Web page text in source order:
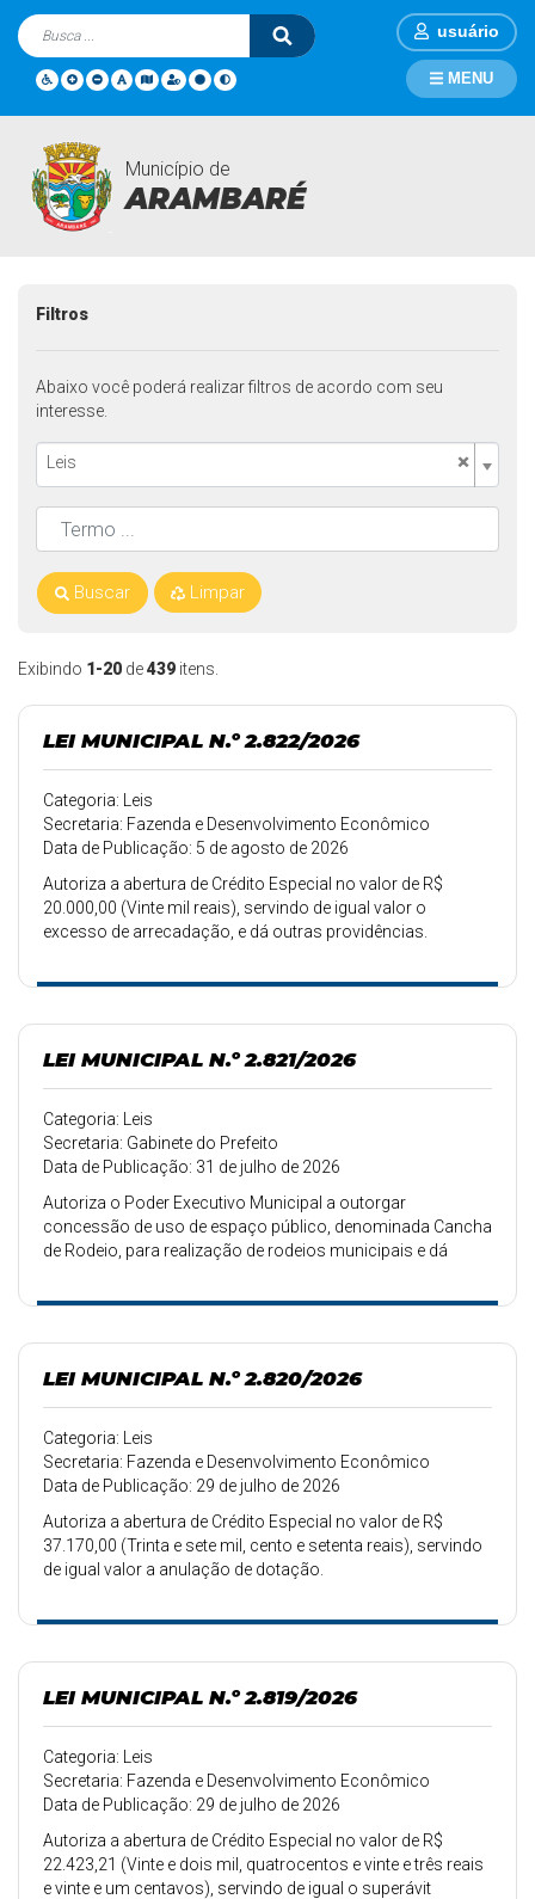
usuário
Município de
ARAMBARÉ
MENU
Legislações
Exibindo 1-20 de439 itens.
LEI MUNICIPAL N.º 2.822/2026
Categoria: Leis
Secretaria: Fazenda e Desenvolvimento Econômico
Data de Publicação: 5 de agosto de 2026
Autoriza a abertura de Crédito Especial no valor de R$
20.000,00 (Vinte mil reais), servindo de igual valor o
excesso de arrecadação, e dá outras providências.
LEI MUNICIPAL N.º 2.821/2026
Categoria: Leis
Secretaria: Gabinete do Prefeito
Data de Publicação: 31 de julho de 2026
Autoriza o Poder Executivo Municipal a outorgar
concessão de uso de espaço público, denominada Cancha
de Rodeio, para realização de rodeios municipais e dá
LEI MUNICIPAL N.º 2.820/2026
Categoria: Leis
Secretaria: Fazenda e Desenvolvimento Econômico
Data de Publicação: 29 de julho de 2026
Autoriza a abertura de Crédito Especial no valor de R$
37.170,00 (Trinta e sete mil, cento e setenta reais), servindo
de igual valor a anulação de dotação.
LEI MUNICIPAL N.º 2.819/2026
Categoria: Leis
Secretaria: Fazenda e Desenvolvimento Econômico
Data de Publicação: 29 de julho de 2026
Autoriza a abertura de Crédito Especial no valor de R$
22.423,21 (Vinte e dois mil, quatrocentos e vinte e três reais
e vinte e um centavos), servindo de igual o superávit
Filtros
Abaixo você poderá realizar filtros de acordo com seu
interesse.
×
Leis
Buscar Limpar